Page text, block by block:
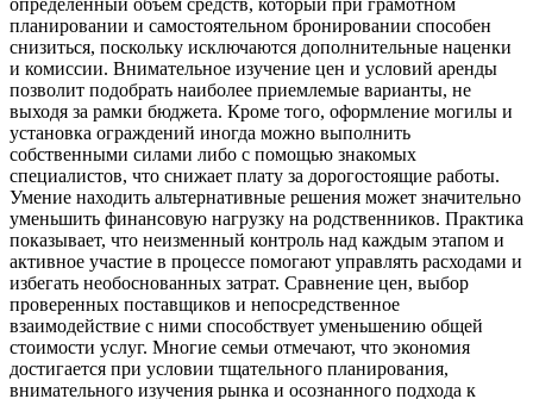
определённый объём средств, который при грамотном
планировании и самостоятельном бронировании способен
снизиться, поскольку исключаются дополнительные наценки
и комиссии. Внимательное изучение цен и условий аренды
позволит подобрать наиболее приемлемые варианты, не
выходя за рамки бюджета. Кроме того, оформление могилы и
установка ограждений иногда можно выполнить
собственными силами либо с помощью знакомых
специалистов, что снижает плату за дорогостоящие работы.
Умение находить альтернативные решения может значительно
уменьшить финансовую нагрузку на родственников. Практика
показывает, что неизменный контроль над каждым этапом и
активное участие в процессе помогают управлять расходами и
избегать необоснованных затрат. Сравнение цен, выбор
проверенных поставщиков и непосредственное
взаимодействие с ними способствует уменьшению общей
стоимости услуг. Многие семьи отмечают, что экономия
достигается при условии тщательного планирования,
внимательного изучения рынка и осознанного подхода к